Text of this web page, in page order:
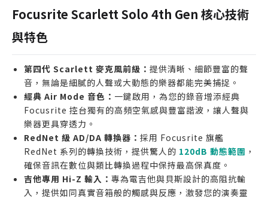
需要錄製單一人聲或樂器的歌手、吉他手或內容創作
剛入門錄音，尋求一款操作簡單、音質出色的音訊介
面。
Podcast 主持人或直播主，需要一個高品質的麥克風
輸入通道。
誰不適合購買
需要同時錄製兩個麥克風或兩個樂器的用戶 (可考慮
Scarlett 2i2)。
需要 MIDI 接口或多組輸出的專業工作室 (可考慮 4i4
或更高階型號)。
已有同等級或更高階音訊介面的用戶。
Focusrite Scarlett Solo 4th Gen 核心技術
與特色
第四代 Scarlett 麥克風前級： 提供清晰、細節豐富的聲
音，無論是細膩的人聲或大動態的樂器都能完美捕捉。
經典 Air Mode 音色： 一鍵啟用，為您的錄音增添經典
Focusrite 控台獨有的高頻空氣感與豐富諧波，讓人聲與
樂器更具穿透力。
RedNet 級 AD/DA 轉換器： 採用 Focusrite 旗艦
RedNet 系列的轉換技術，提供驚人的 120dB 動態範圍 ，
確保音訊在數位與類比轉換過程中保持最高保真度。
吉他專用 Hi-Z 輸入： 專為電吉他與貝斯設計的高阻抗輸
入，提供如同真實音箱般的觸感與反應，激發您的演奏靈